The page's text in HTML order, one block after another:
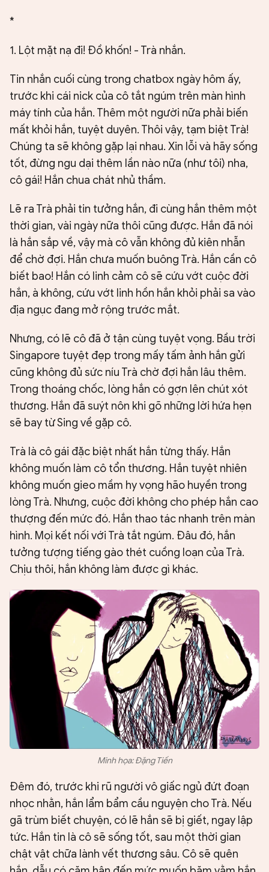
*
1. Lột mặt nạ đi! Đồ khốn! - Trà nhắn.
Tin nhắn cuối cùng trong chatbox ngày hôm ấy,
trước khi cái nick của cô tắt ngúm trên màn hình
máy tính của hắn. Thêm một người nữa phải biến
mất khỏi hắn, tuyệt duyên. Thôi vậy, tạm biệt Trà!
Chúng ta sẽ không gặp lại nhau. Xin lỗi và hãy sống
tốt, đừng ngu dại thêm lần nào nữa (như tôi) nha,
cô gái! Hắn chua chát nhủ thầm.
Lẽ ra Trà phải tin tưởng hắn, đi cùng hắn thêm một
thời gian, vài ngày nữa thôi cũng được. Hắn đã nói
là hắn sắp về, vậy mà cô vẫn không đủ kiên nhẫn
để chờ đợi. Hắn chưa muốn buông Trà. Hắn cần cô
biết bao! Hắn có linh cảm cô sẽ cứu vớt cuộc đời
hắn, à không, cứu vớt linh hồn hắn khỏi phải sa vào
địa ngục đang mở rộng trước mắt.
Nhưng, có lẽ cô đã ở tận cùng tuyệt vọng. Bầu trời
Singapore tuyệt đẹp trong mấy tấm ảnh hắn gửi
cũng không đủ sức níu Trà chờ đợi hắn lâu thêm.
Trong thoáng chốc, lòng hắn có gợn lên chút xót
thương. Hắn đã suýt nôn khi gõ những lời hứa hẹn
sẽ bay từ Sing về gặp cô.
Trà là cô gái đặc biệt nhất hắn từng thấy. Hắn
không muốn làm cô tổn thương. Hắn tuyệt nhiên
không muốn gieo mầm hy vọng hão huyền trong
lòng Trà. Nhưng, cuộc đời không cho phép hắn cao
thượng đến mức đó. Hắn thao tác nhanh trên màn
hình. Mọi kết nối với Trà tắt ngúm. Đâu đó, hắn
tưởng tượng tiếng gào thét cuồng loạn của Trà.
Chịu thôi, hắn không làm được gì khác.
Minh họa: Đặng Tiến
Đêm đó, trước khi rũ người vô giấc ngủ đứt đoạn
nhọc nhằn, hắn lẩm bẩm cầu nguyện cho Trà. Nếu
gã trùm biết chuyện, có lẽ hắn sẽ bị giết, ngay lập
tức. Hắn tin là cô sẽ sống tốt, sau một thời gian
chật vật chữa lành vết thương sâu. Cô sẽ quên